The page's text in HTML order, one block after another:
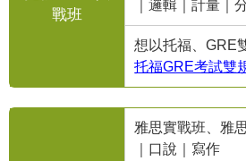
戰班
｜邏輯｜計量｜
想以托福、GRE
托福GRE考試雙
雅思實戰班、雅
｜口說｜寫作